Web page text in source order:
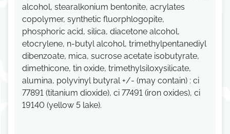
alcohol, stearalkonium bentonite, acrylates
copolymer, synthetic fluorphlogopite,
phosphoric acid, silica, diacetone alcohol,
etocrylene, n-butyl alcohol, trimethylpentanediyl
dibenzoate, mica, sucrose acetate isobutyrate,
dimethicone, tin oxide, trimethylsiloxysilicate,
alumina, polyvinyl butyral +/- (may contain) : ci
77891 (titanium dioxide), ci 77491 (iron oxides), ci
19140 (yellow 5 lake).